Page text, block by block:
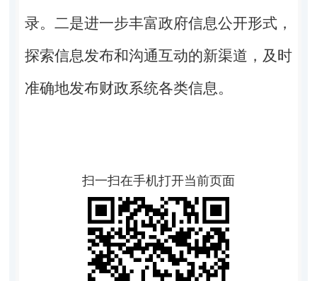
录。二是进一步丰富政府信息公开形式，
探索信息发布和沟通互动的新渠道，及时
准确地发布财政系统各类信息。
扫一扫在手机打开当前页面